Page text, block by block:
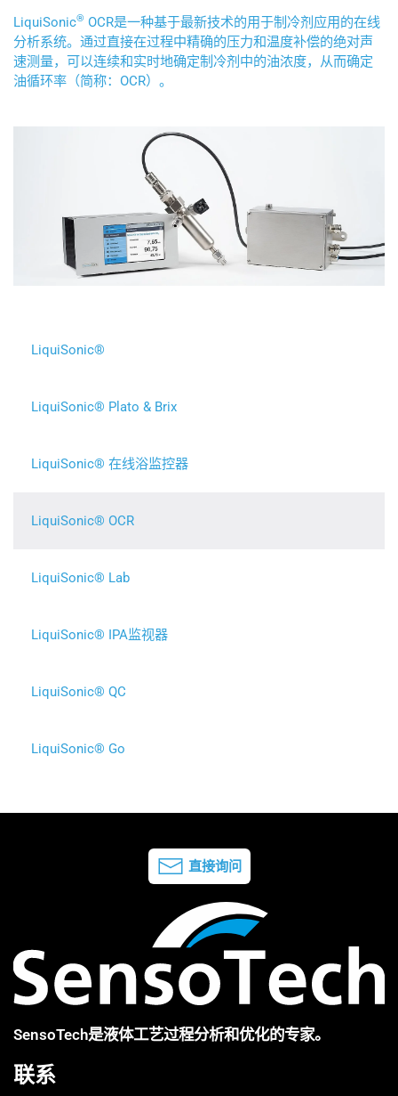
LiquiSonic® OCR是一种基于最新技术的用于制冷剂应用的在线
分析系统。通过直接在过程中精确的压力和温度补偿的绝对声
速测量，可以连续和实时地确定制冷剂中的油浓度，从而确定
油循环率（简称：OCR）。
LiquiSonic®
LiquiSonic® Plato & Brix
LiquiSonic® 在线浴监控器
LiquiSonic® OCR
LiquiSonic® Lab
LiquiSonic® IPA监视器
LiquiSonic® QC
LiquiSonic® Go
直接询问
SensoTech是液体工艺过程分析和优化的专家。
联系